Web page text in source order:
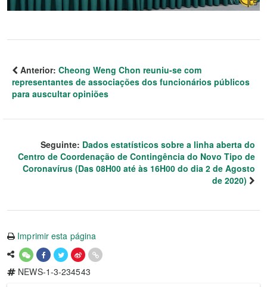
Anterior: Cheong Weng Chon reuniu-se com
representantes de associações dos funcionários públicos
para auscultar opiniões
Seguinte: Dados estatísticos sobre a linha aberta do
Centro de Coordenação de Contingência do Novo Tipo de
Coronavírus (Das 08H00 até às 16H00 do dia 2 de Agosto
de 2020)
Imprimir esta página
NEWS-1-3-234543